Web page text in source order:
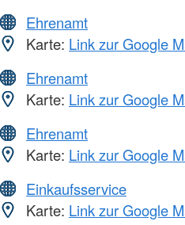
Ehrenamt
Karte: Link zur Google
Ehrenamt
Karte: Link zur Google
Ehrenamt
Karte: Link zur Google
Einkaufsservice
Karte: Link zur Google